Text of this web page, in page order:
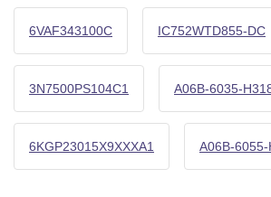
6VAF343100C IC752WTD855-DC
3N7500PS104C1 A06B-6035-
6KGP23015X9XXXA1 A06B-6055-